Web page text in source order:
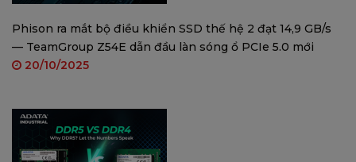
Phison ra mắt bộ điều khiển SSD thế hệ 2 đạt 14,9 GB/s
— TeamGroup Z54E dẫn đầu làn sóng ổ PCIe 5.0 mới
20/10/2025